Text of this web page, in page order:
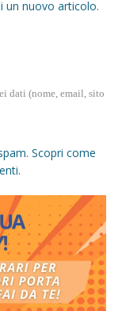
un nuovo articolo.
dati (nome, email, sito
Scopri come
.